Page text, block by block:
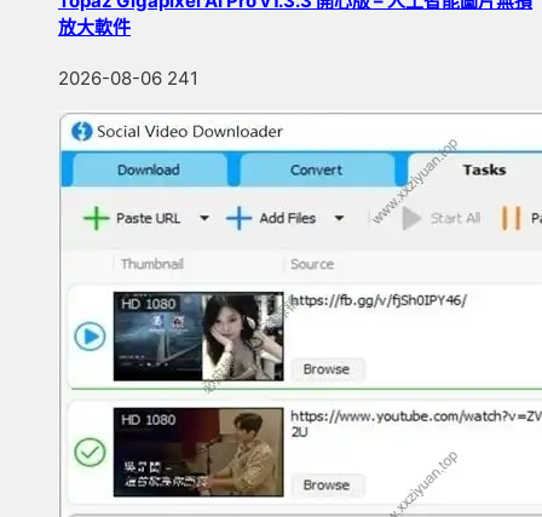
放大軟件
2026-08-06 241